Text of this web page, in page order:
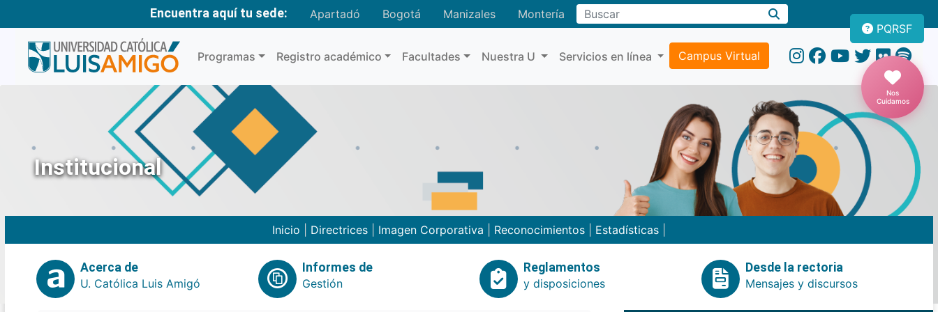
Encuentra aquí tu sede: Apartadó Bogotá Manizales MonteríaBuscar
Programas Registro académico Facultades Nuestra U Servicios en línea Campus Virtual
PQRSF
Nos
Cuidamos
Institucional
Inicio Directrices Imagen Corporativa Reconocimientos Estadísticas
Acerca de
U. Católica Luis Amigó
Informes de
Gestión
Reglamentos
y disposiciones
Desde la rectoria
Mensajes y discursos